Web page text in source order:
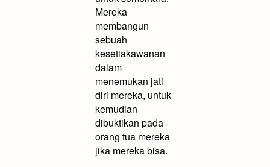
Mereka
membangun
sebuah
kesetiakawanan
dalam
menemukan jati
diri mereka, untuk
kemudian
dibuktikan pada
orang tua mereka
jika mereka bisa.